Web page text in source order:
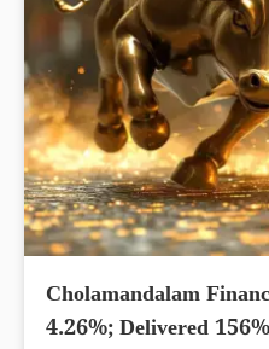
Cholamandalam
4.26%; Delivered